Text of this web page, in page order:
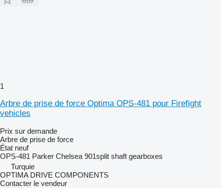
1
Arbre de prise de force Optima OPS-481 pour Firefight
vehicles
Prix sur demande
Arbre de prise de force
État neuf
OPS-481 Parker Chelsea 901split shaft gearboxes
Turquie
OPTIMA DRIVE COMPONENTS
Contacter le vendeur